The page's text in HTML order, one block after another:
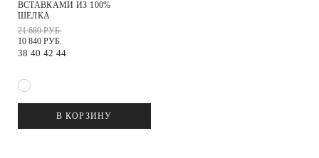
ВСТАВКАМИ ИЗ 100%
ШЕЛКА
21 680 РУБ.
10 840 РУБ.
38 40 42 44
В КОРЗИНУ